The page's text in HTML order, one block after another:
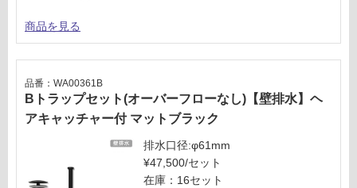
商品を見る
Bトラップセット(オーバーフローなし)【壁排水】ヘ
アキャッチャー付 マットブラック
品番：WA00361B
排水口径:φ61mm
¥47,500/セット
在庫：16セット